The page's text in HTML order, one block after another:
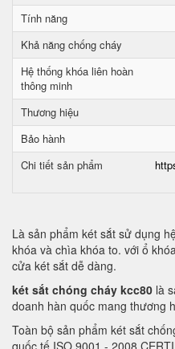
Tính năng
Khả năng chống cháy
Hệ thống khóa liên hoàn
thông minh
Thương hiệu
Bảo hành
Chi tiết sản phẩm
Là sản phẩm két sắt sử dụng
khóa và chìa khóa to. với ổ
cửa két sắt dễ dàng.
két sắt chóng cháy kcc80 là
doanh hàn quốc mang thương
Toàn bộ sản phẩm két sắt
quốc tế ISO 9001 - 2008